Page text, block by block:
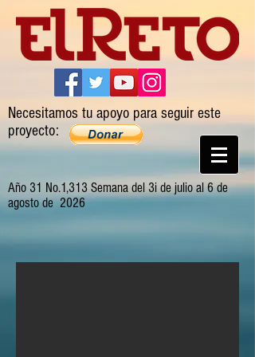
Necesitamos tu apoyo para seguir este
proyecto:
Año 31 No.1,313 Semana del 3i de julio al 6 de
agosto de 2026